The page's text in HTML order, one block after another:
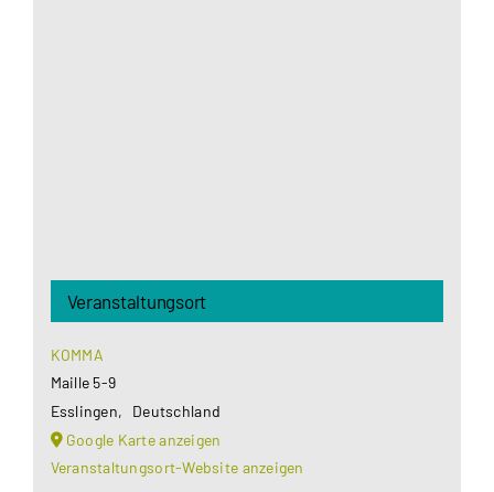
Veranstaltungsort
KOMMA
Maille 5-9
Esslingen,
Deutschland
Google Karte anzeigen
Veranstaltungsort-Website anzeigen